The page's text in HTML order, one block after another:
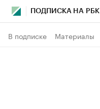
ПОДПИСКА НА РБК
В подписке Материалы